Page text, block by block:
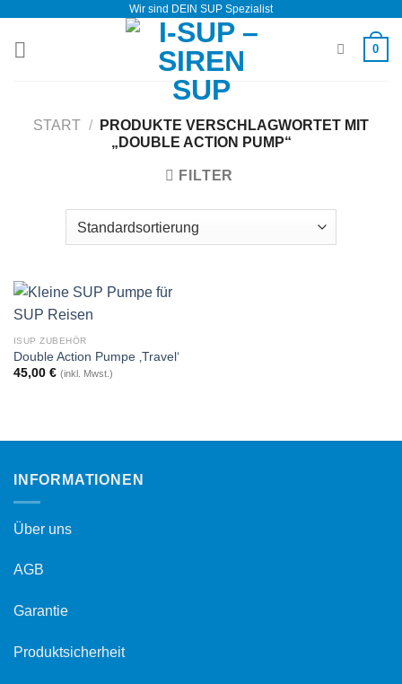
springen
Wir sind DEIN SUP Spezialist
0
START /
PRODUKTE VERSCHLAGWORTET MIT
„DOUBLE ACTION PUMP“
FILTER
ISUP ZUBEHÖR
Double Action Pumpe ‚Travel‘
45,00 € (inkl. Mwst.)
INFORMATIONEN
Über uns
AGB
Garantie
Produktsicherheit